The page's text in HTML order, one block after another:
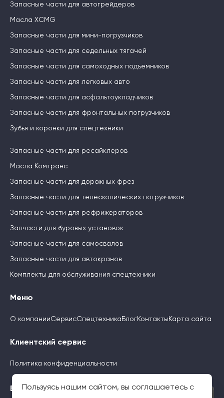
Запасные части для автогрейдеров
Масла XCMG
Запасные части для мини-погрузчиков
Запасные части для седельных тягачей
Запасные части для самоходных подъемников
Запасные части для легковых авто
Запасные части для асфальтоукладчиков
Запасные части для фронтальных погрузчиков
Зубья и коронки для спецтехники
Запасные части для ресайклеров
Масла Комтранс
Запасные части для дорожных фрез
Запасные части для телескопических погрузчиков
Запасные части для рефрижераторов
Запчасти для буровых установок
Запасные части для самосвалов
Запасные части для автокранов
Комплекты для обслуживания спецтехники
Меню
О компанииСервисСпецтехника БлогКонтакты Карта сайта
Клиентский сервис
Политика конфиденциальности
Будьте с нами
Пользуясь нашим сайтом, вы соглашаетесь с